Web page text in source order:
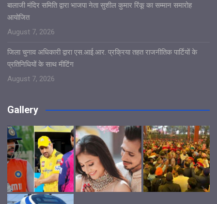
बालाजी मंदिर समिति द्वारा भाजपा नेता सुशील कुमार रिंकू का सम्मान समारोह
आयोजित
August 7, 2026
जिला चुनाव अधिकारी द्वारा एस.आई.आर. प्रक्रिया तहत राजनीतिक पार्टियों के
प्रतिनिधियों के साथ मीटिंग
August 7, 2026
Gallery